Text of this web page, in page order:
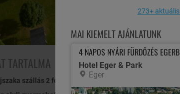
TARTALMA
szállás 2 fő részére
kétágyas szobában
273+
MAI KIEMELT AJÁNLATUNK
4 NAPOS NYÁRI FÜRDŐZÉS
Hotel Eger & Park
Eger